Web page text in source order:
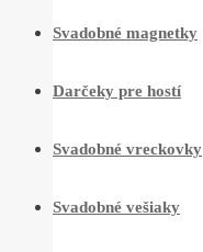
Svadobné magnetky
Darčeky pre hostí
Svadobné vreckovky
Svadobné vešiaky